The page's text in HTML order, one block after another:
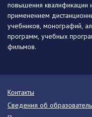
повышения квалификации
применением
учебников, монографий,
программ, учебных
фильмов.
Контакты
Сведения об